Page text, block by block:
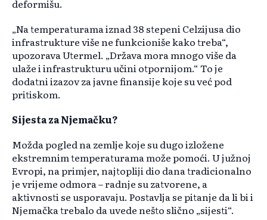
deformišu.
„Na temperaturama iznad 38 stepeni Celzijusa dio
infrastrukture više ne funkcioniše kako treba“,
upozorava Utermel. „Država mora mnogo više da
ulaže i infrastrukturu učini otpornijom.“ To je
dodatni izazov za javne finansije koje su već pod
pritiskom.
Sijesta za Njemačku?
Možda pogled na zemlje koje su dugo izložene
ekstremnim temperaturama može pomoći. U južnoj
Evropi, na primjer, najtopliji dio dana tradicionalno
je vrijeme odmora – radnje su zatvorene, a
aktivnosti se usporavaju. Postavlja se pitanje da li bi i
Njemačka trebalo da uvede nešto slično „sijesti“.